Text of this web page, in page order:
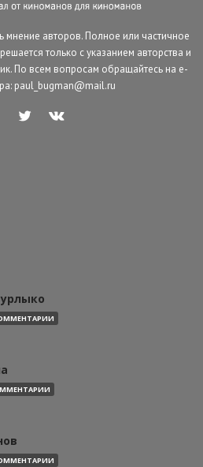
мнение авторов. Полное или частичное
только с указанием авторства и
По всем вопросам обращайтесь на e-
paul_bugman@mail.ru